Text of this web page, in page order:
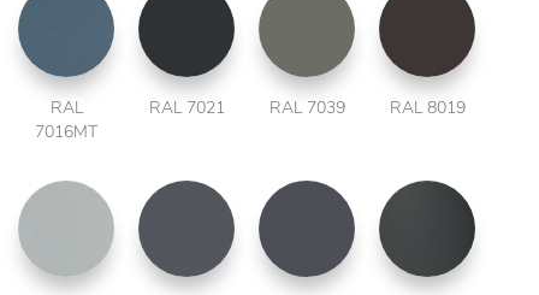
RAL
7016MT
RAL 7021 RAL 7039 RAL 8019